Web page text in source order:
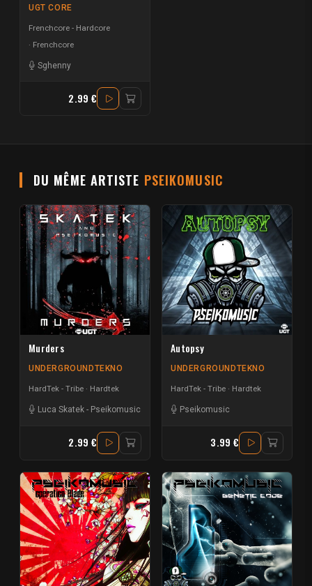
UGT CORE
Frenchcore - Hardcore
Frenchcore
Sghenny
2.99 €
DU MÊME ARTISTE PSEIKOMUSIC
Murders
UNDERGROUNDTEKNO
HardTek - Tribe Hardtek
Luca Skatek - Pseikomusic
2.99 €
Autopsy
UNDERGROUNDTEKNO
HardTek - Tribe Hardtek
Pseikomusic
3.99 €